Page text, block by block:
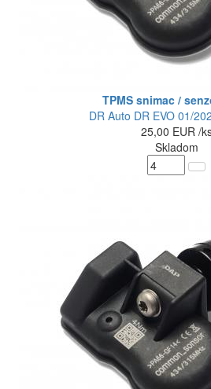
TPMS snimac /
DR Auto DR EVO 01/
25,00 EUR /
Skladom